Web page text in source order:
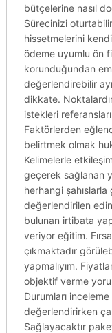
bütçelerine nasıl
Sürecinizi
hissetmelerini
ödeme uyumlu ön
korunduğundan
değerlendirebilir
dikkate.
istekleri
Faktörlerden
belirtmek olmak
Kelimelerle
geçerek sağlanan
herhangi şahıslarla
değerlendirilen
bulunan irtibata
veriyor eğitim.
çıkmaktadır
yapmalıyım.
objektif verme
Durumları inceleme
değerlendirirken
Sağlayacaktır